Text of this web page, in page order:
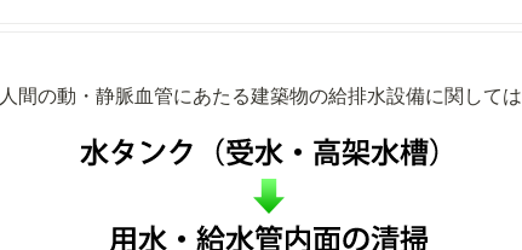
人間の動・静脈血管にあたる建築物の給排水設備に関しては